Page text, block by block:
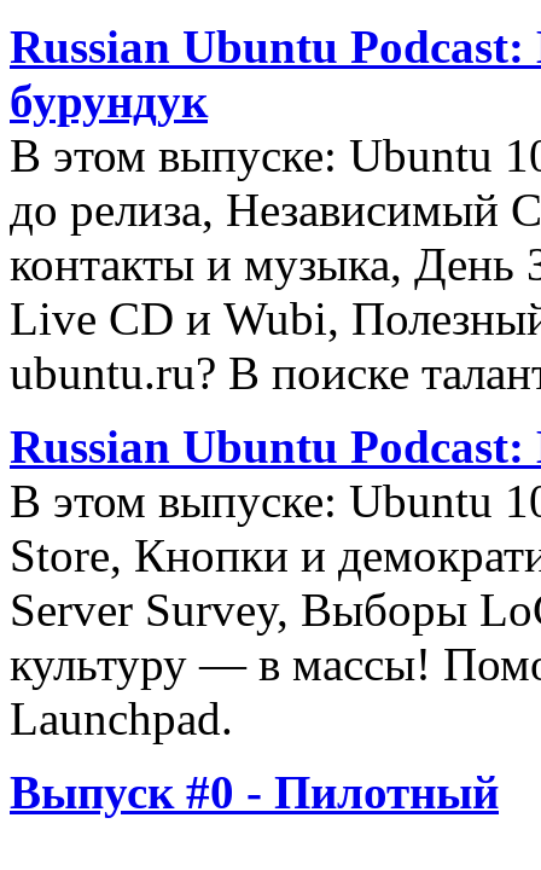
Russian Ubuntu
бурундук
В этом выпуске: Ubuntu
до релиза, Независимый
контакты и музыка, День
Live CD и Wubi,
ubuntu.ru? В поиске
Russian Ubuntu
В этом выпуске: Ubuntu
Store, Кнопки и
Server Survey, Выборы
культуру — в массы!
Launchpad.
Выпуск #0 - Пилотный